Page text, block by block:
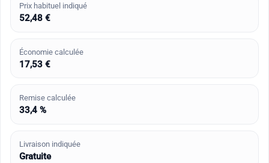
Prix habituel indiqué
52,48 €
Économie calculée
17,53 €
Remise calculée
33,4 %
Livraison indiquée
Gratuite